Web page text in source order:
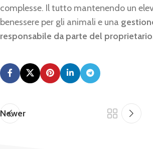
complesse. Il tutto mantenendo un
benessere per gli animali e una
responsabile da parte del proprietario
Newer